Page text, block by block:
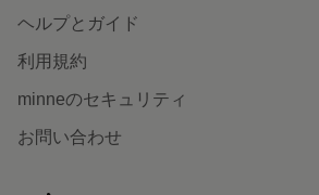
ヘルプとガイド
利用規約
minneのセキュリティ
お問い合わせ